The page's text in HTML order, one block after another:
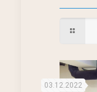
03.12.2022